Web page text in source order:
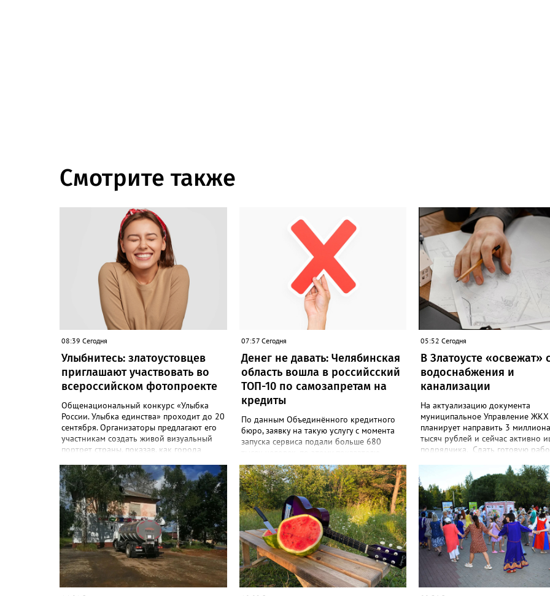
Смотрите также
08:39 Сегодня
Улыбнитесь: златоустовцев
приглашают участвовать во
всероссийском фотопроекте
Общенациональный конкурс «Улыбка
России. Улыбка единства» проходит до 20
сентября. Организаторы предлагают его
участникам создать живой визуальный
портрет страны, показав, как города
персональную «Карту улыбок». «Чтобы
создать «Карту улыбок», нужно
выполнить четыре простых шага: перейти
на сайт улыбкароссии.рф и нажать
кнопку «Собрать карту улыбок»;
загрузить фотографию с улыбкой –
подойдёт портрет одного человека, пары,
семьи или нескольких поколений в
одном кадре; отметить один или
несколько городов, связанных с историей
семьи или важными воспоминаниями;
07:57 Сегодня
Денег не давать: Челябинская
область вошла в российсский
ТОП-10 по самозапретам на
кредиты
По данным Объединённого кредитного
бюро, заявку на такую услугу с момента
запуска сервиса подали больше 680
регион занимает девятое место в
соответствующем российском рейтинге.
Только в июле от жителей Челябинской
области поступило 18 тысяч 720
заявлений на установку ограничений и
около 6700 — на их снятие. В целом не
давать им взаймы сегодня просят 543 с
лишним тысячи человек. Почти 89 тысяч
за это время решили запрет отозвать.
При этом, утверждают аналитики бюро,
примерно каждый пятый из тех, кто
установил самозапрет, никогда кредиты
05:52 Сегодня
В Златоусте «освежат»
водоснабжения и
канализации
На актуализацию документа
муниципальное Управление ЖКХ
планирует направить 3
тысяч рублей и сейчас активно
подрядчика. Сдать готовую
до 10 декабря этого года. В
задании, которое размещено на
закупки.гоу, сказано, что среди
задач - улучшение качества
охраны здоровья златоустовцев
повышение
систем. Кроме электронных
исполнителю нужно разработать
предложения по строительству и
реконструкции водоснабжения и
канализации, оценив размер